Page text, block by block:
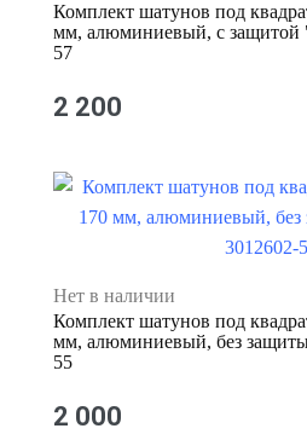
Комплект шатунов под
мм, алюминиевый, с защитой
57
2 200
Нет в наличии
Комплект шатунов под
мм, алюминиевый, без
55
2 000